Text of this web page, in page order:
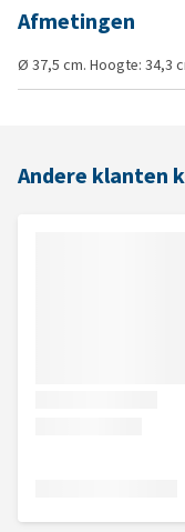
Afmetingen
Ø 37,5 cm. Hoogte: 34,3
Andere klanten